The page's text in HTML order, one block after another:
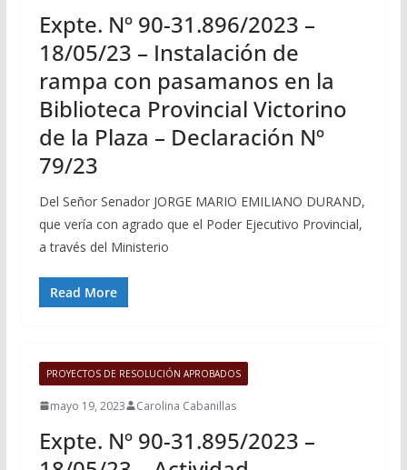
Expte. Nº 90-31.896/2023 –
18/05/23 – Instalación de
rampa con pasamanos en la
Biblioteca Provincial Victorino
de la Plaza – Declaración Nº
79/23
Del Señor Senador JORGE MARIO EMILIANO DURAND,
que vería con agrado que el Poder Ejecutivo Provincial,
a través del Ministerio
Read More
PROYECTOS DE RESOLUCIÓN APROBADOS
mayo 19, 2023 Carolina Cabanillas
Expte. Nº 90-31.895/2023 –